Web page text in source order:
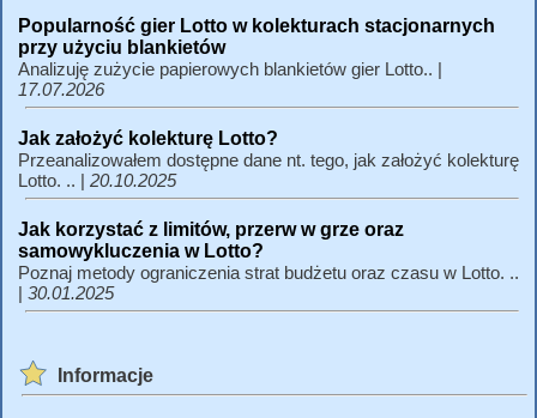
Popularność gier Lotto w kolekturach stacjonarnych
przy użyciu blankietów
Analizuję zużycie papierowych blankietów gier Lotto.. |
17.07.2026
Jak założyć kolekturę Lotto?
Przeanalizowałem dostępne dane nt. tego, jak założyć kolekturę
Lotto. .. | 20.10.2025
Jak korzystać z limitów, przerw w grze oraz
samowykluczenia w Lotto?
Poznaj metody ograniczenia strat budżetu oraz czasu w Lotto. ..
| 30.01.2025
Informacje